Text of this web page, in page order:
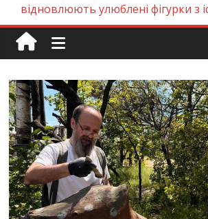
відновлюють улюблені фігурки з